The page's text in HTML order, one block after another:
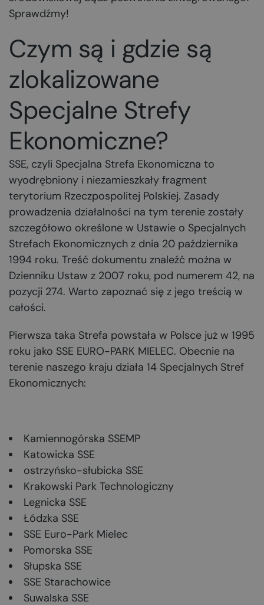
Sprawdźmy!
Czym są i gdzie są
zlokalizowane
Specjalne Strefy
Ekonomiczne?
SSE, czyli Specjalna Strefa Ekonomiczna to
wyodrębniony i niezamieszkały fragment
terytorium Rzeczpospolitej Polskiej. Zasady
prowadzenia działalności na tym terenie zostały
szczegółowo określone w Ustawie o Specjalnych
Strefach Ekonomicznych z dnia 20 października
1994 roku. Treść dokumentu znaleźć można w
Dzienniku Ustaw z 2007 roku, pod numerem 42, na
pozycji 274. Warto zapoznać się z jego treścią w
całości.
Pierwsza taka Strefa powstała w Polsce już w 1995
roku jako SSE EURO-PARK MIELEC. Obecnie na
terenie naszego kraju działa 14 Specjalnych Stref
Ekonomicznych:
Kamiennogórska SSEMP
Katowicka SSE
ostrzyńsko-słubicka SSE
Krakowski Park Technologiczny
Legnicka SSE
Łódzka SSE
SSE Euro-Park Mielec
Pomorska SSE
Słupska SSE
SSE Starachowice
Suwalska SSE